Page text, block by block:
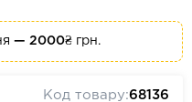
— 2000₴ грн.
Код товару:68136